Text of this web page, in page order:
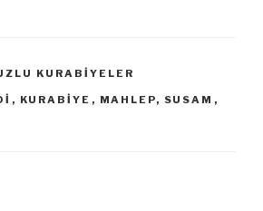
KURABIYELER
, KURABIYE , MAHLEP, SUSAM ,